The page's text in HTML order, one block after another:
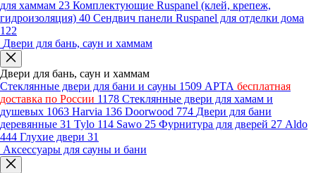
для хаммам 23 Комплектующие Ruspanel (клей, крепеж,
гидроизоляция) 40 Сендвич панели Ruspanel для отделки дома
122
Двери для бань, саун и хаммам
Двери для бань, саун и хаммам
Стеклянные двери для бани и сауны 1509 АРТА бесплатная
доставка по России 1178 Стеклянные двери для хамам и
душевых 1063 Harvia 136 Doorwood 774 Двери для бани
деревянные 31 Tylo 114 Sawo 25 Фурнитура для дверей 27 Aldo
444 Глухие двери 31
Аксессуары для сауны и бани